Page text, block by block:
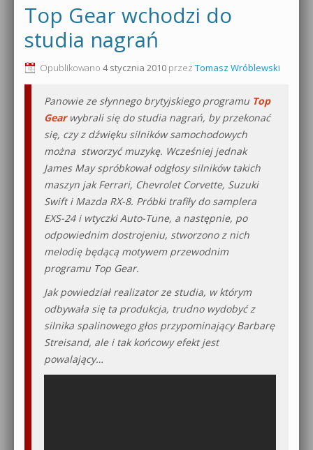
Top Gear wchodzi do
studia nagrań
Opublikowano 4 stycznia 2010 przez Tomasz Wróblewski
Panowie ze słynnego brytyjskiego programu Top
Gearwybrali się do studia nagrań, by przekonać
się, czy z dźwięku silników samochodowych
można stworzyć muzykę. Wcześniej jednak
James May spróbkował odgłosy silników takich
maszyn jak Ferrari, Chevrolet Corvette, Suzuki
Swift i Mazda RX-8. Próbki trafiły do samplera
EXS-24 i wtyczki Auto-Tune, a następnie, po
odpowiednim dostrojeniu, stworzono z nich
melodię będącą motywem przewodnim
programu Top Gear.
Jak powiedział realizator ze studia, w którym
odbywała się ta produkcja, trudno wydobyć z
silnika spalinowego głos przypominający Barbarę
Streisand, ale i tak końcowy efekt jest
powalający…